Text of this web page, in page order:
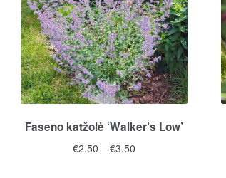
Faseno katžolė ‘Walker’s Low’
€2.50 – €3.50